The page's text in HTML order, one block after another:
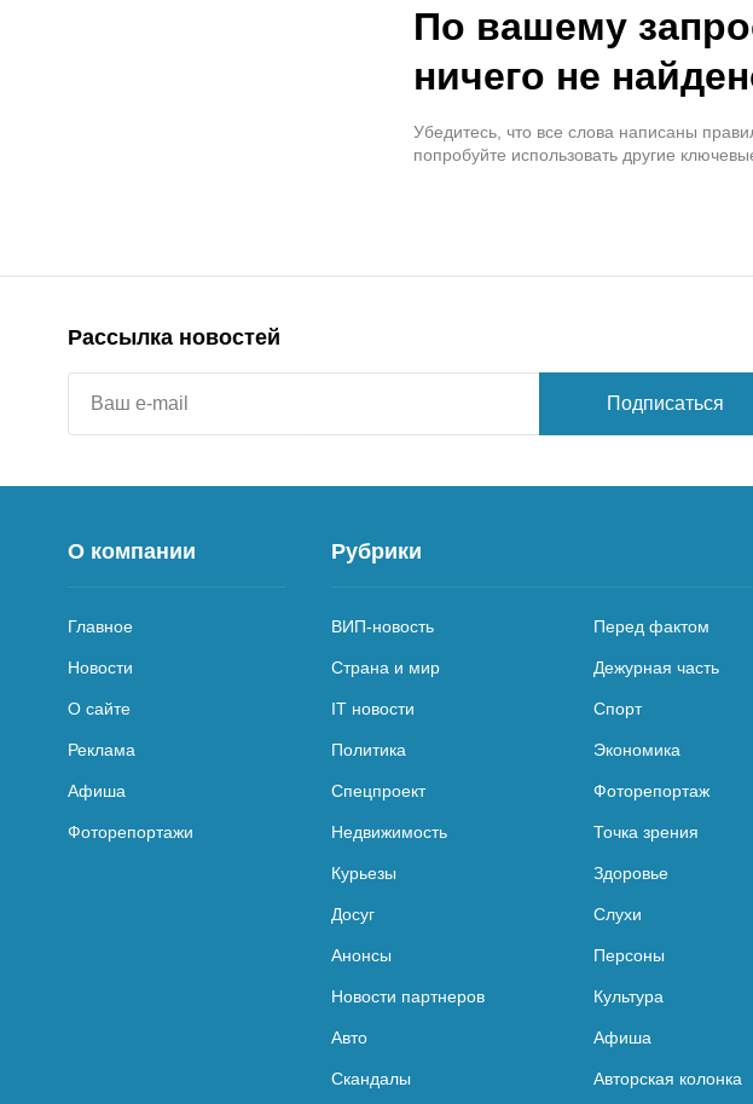
По вашему
ничего не
Убедитесь, что все слова написаны
попробуйте использовать другие
Рассылка новостей
Подписаться
О компании
Главное
Новости
О сайте
Реклама
Афиша
Фоторепортажи
Рубрики
ВИП-новость Перед фактом
Страна и мир Дежурная часть
IT новости Спорт
Политика Экономика
Спецпроект Фоторепортаж
Недвижимость Точка зрения
Курьезы Здоровье
Досуг Слухи
Анонсы Персоны
Новости партнеров Культура
Авто Афиша
Скандалы Авторская колонка